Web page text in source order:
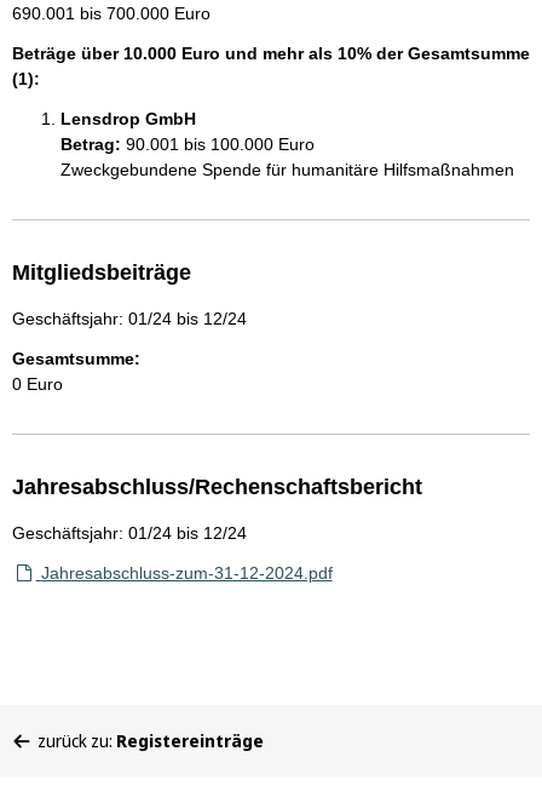
690.001 bis 700.000 Euro
Beträge über 10.000 Euro und mehr als 10% der Gesamtsumme
(1):
Lensdrop GmbH
Betrag: 90.001 bis 100.000 Euro
Zweckgebundene Spende für humanitäre Hilfsmaßnahmen
Mitgliedsbeiträge
Geschäftsjahr: 01/24 bis 12/24
Gesamtsumme:
0 Euro
Jahresabschluss/Rechenschaftsbericht
Geschäftsjahr: 01/24 bis 12/24
Jahresabschluss-zum-31-12-2024.pdf
befinden
zurück zu: Registereinträge